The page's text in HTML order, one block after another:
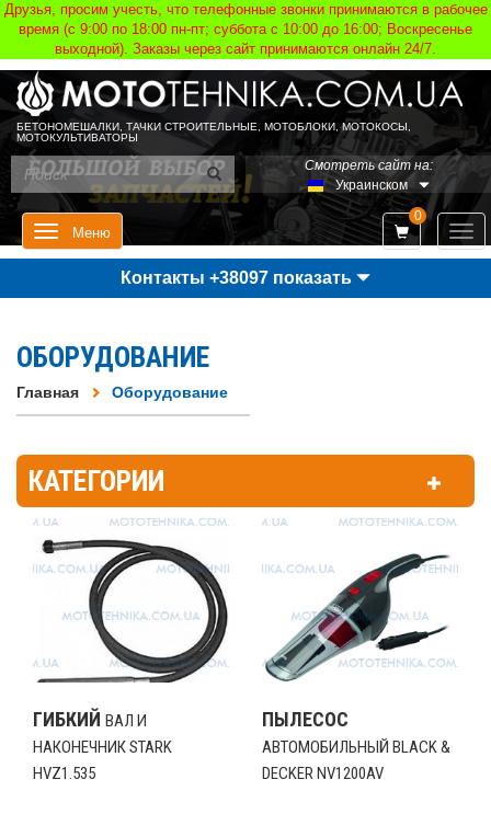
Друзья, просим учесть, что телефонные звонки принимаются в рабочее
время (с 9:00 по 18:00 пн-пт; суббота с 10:00 до 16:00; Воскресенье
выходной). Заказы через сайт принимаются онлайн 24/7.
БЕТОНОМЕШАЛКИ, ТАЧКИ СТРОИТЕЛЬНЫЕ, МОТОБЛОКИ, МОТОКОСЫ,
МОТОКУЛЬТИВАТОРЫ
Смотреть сайт на:
Украинском
Меню
0
Контакты +38097 показать
ОБОРУДОВАНИЕ
Главная Оборудование
КАТЕГОРИИ
ГИБКИЙ ВАЛ И
НАКОНЕЧНИК STARK
HVZ1.535
ПЫЛЕСОС
АВТОМОБИЛЬНЫЙ BLACK &
DECKER NV1200AV